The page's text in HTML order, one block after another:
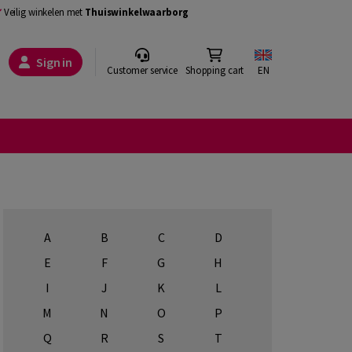
Veilig winkelen met Thuiswinkelwaarborg
Sign in Customer service Shopping cart EN
A B C
D
E
F G
H
I
J K
L
M
N O
P
Q
R S
T